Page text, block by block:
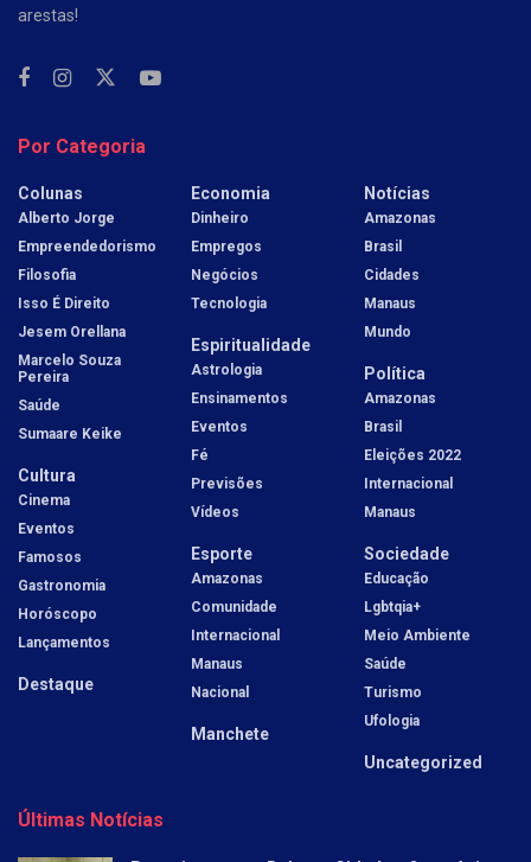
arestas!
Por Categoria
Colunas
Alberto Jorge
Empreendedorismo
Filosofia
Isso É Direito
Jesem Orellana
Marcelo Souza
Pereira
Saúde
Sumaare Keike
Cultura
Cinema
Eventos
Famosos
Gastronomia
Horóscopo
Lançamentos
Destaque
Economia
Dinheiro
Empregos
Negócios
Tecnologia
Espiritualidade
Astrologia
Ensinamentos
Eventos
Fé
Previsões
Vídeos
Esporte
Amazonas
Comunidade
Internacional
Manaus
Nacional
Manchete
Notícias
Amazonas
Brasil
Cidades
Manaus
Mundo
Política
Amazonas
Brasil
Eleições 2022
Internacional
Manaus
Sociedade
Educação
Lgbtqia+
Meio Ambiente
Saúde
Turismo
Ufologia
Uncategorized
Últimas Notícias